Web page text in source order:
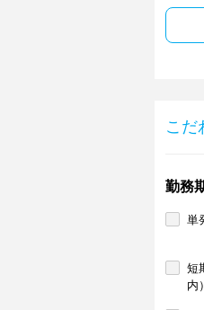
こだ
勤務
単
短
内）